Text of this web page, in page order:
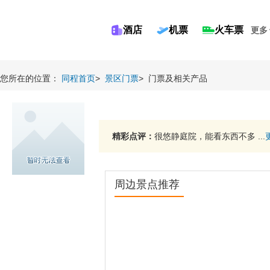
酒店 机票 火车票 更多
您所在的位置： 同程首页> 景区门票> 门票及相关产品
精彩点评： 很悠静庭院，能看东西不多 ...
周边景点推荐